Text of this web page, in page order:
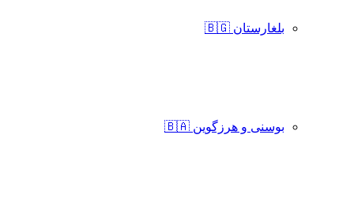
بلغارستان 🇧🇬
بوسنی و هرزگوین 🇧🇦